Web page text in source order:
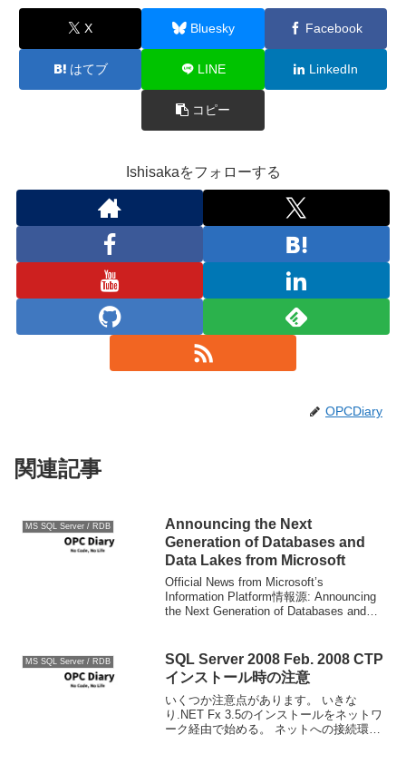
X Bluesky Facebook
はてブ LINE LinkedIn
コピー
Ishisakaをフォローする
OPCDiary
関連記事
MS SQL Server / RDB
Announcing the Next
Generation of Databases and
Data Lakes from Microsoft
Official News from Microsoft’s
Information Platform情報源: Announcing
the Next Generation of Databases and
MS SQL Server / RDB
SQL Server 2008 Feb. 2008 CTP
インストール時の注意
いくつか注意点があります。 いきな
り.NET Fx 3.5のインストールをネットワ
ーク経由で始める。 ネットへの接続環境